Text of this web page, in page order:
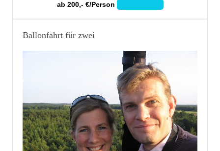
ab 200,- €/Person
Ballonfahrt für zwei